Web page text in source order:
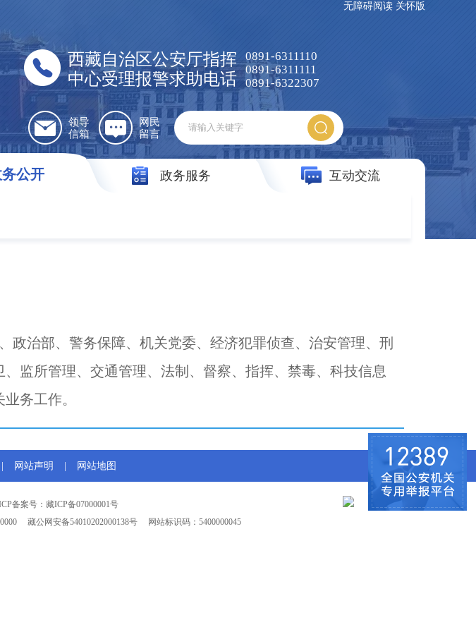
无障碍阅读 关怀版
西藏自治区公安厅指挥
中心受理报警求助电话
0891-6311110
0891-6311111
0891-6322307
领导
信箱
网民
留言
公开 政务服务 互动交流
治部、警务保障、机关党委、经济犯罪侦查、治安管理、刑
监所管理、交通管理、法制、督察、指挥、禁毒、科技信息
务工作。
网站声明 网站地图
备案号：藏ICP备07000001号
藏公网安备54010202000138号 网站标识码：5400000045